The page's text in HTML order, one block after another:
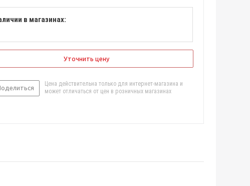
в магазинах:
Уточнить цену
Цена действительна только для интернет-магазина и
может отличаться от цен в розничных магазинах